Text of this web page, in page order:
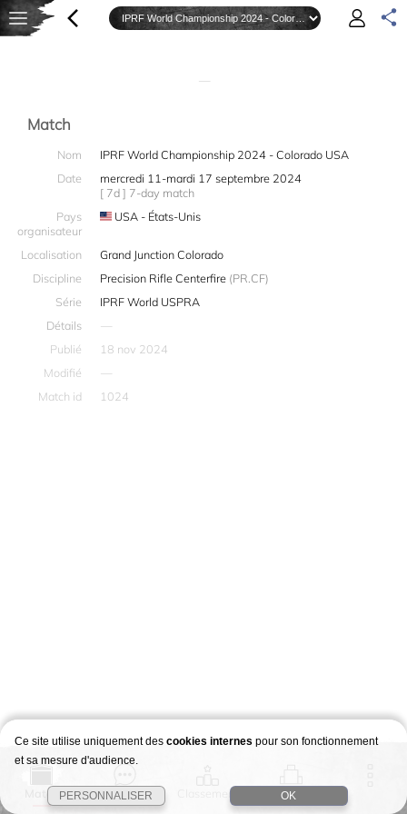
—
Match
Nom
IPRF World Championship 2024 - Colorado USA
Date
mercredi 11-mardi 17 septembre 2024
[ 7d ] 7-day match
Pays
organisateur
USA - États-Unis
Localisation
Grand Junction Colorado
Discipline
Precision Rifle Centerfire (PR.CF)
Série
IPRF World USPRA
Détails
—
Publié
18 nov 2024
Modifié
—
Match id
1024
Match Story Classement Stages
Ce site utilise uniquement des cookies internes pour son fonctionnement
et sa mesure d'audience.
PERSONNALISER OK